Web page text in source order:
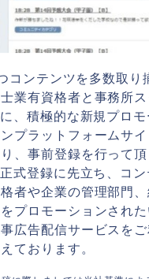
ンテンツを多数取り
業有資格者と事務所
、積極的な新規プロ
プラットフォームサイ
、事前登録を行って
式登録に先立ち、コ
者や企業の管理部門
プロモーションされ
広告配信サービスを
ております。